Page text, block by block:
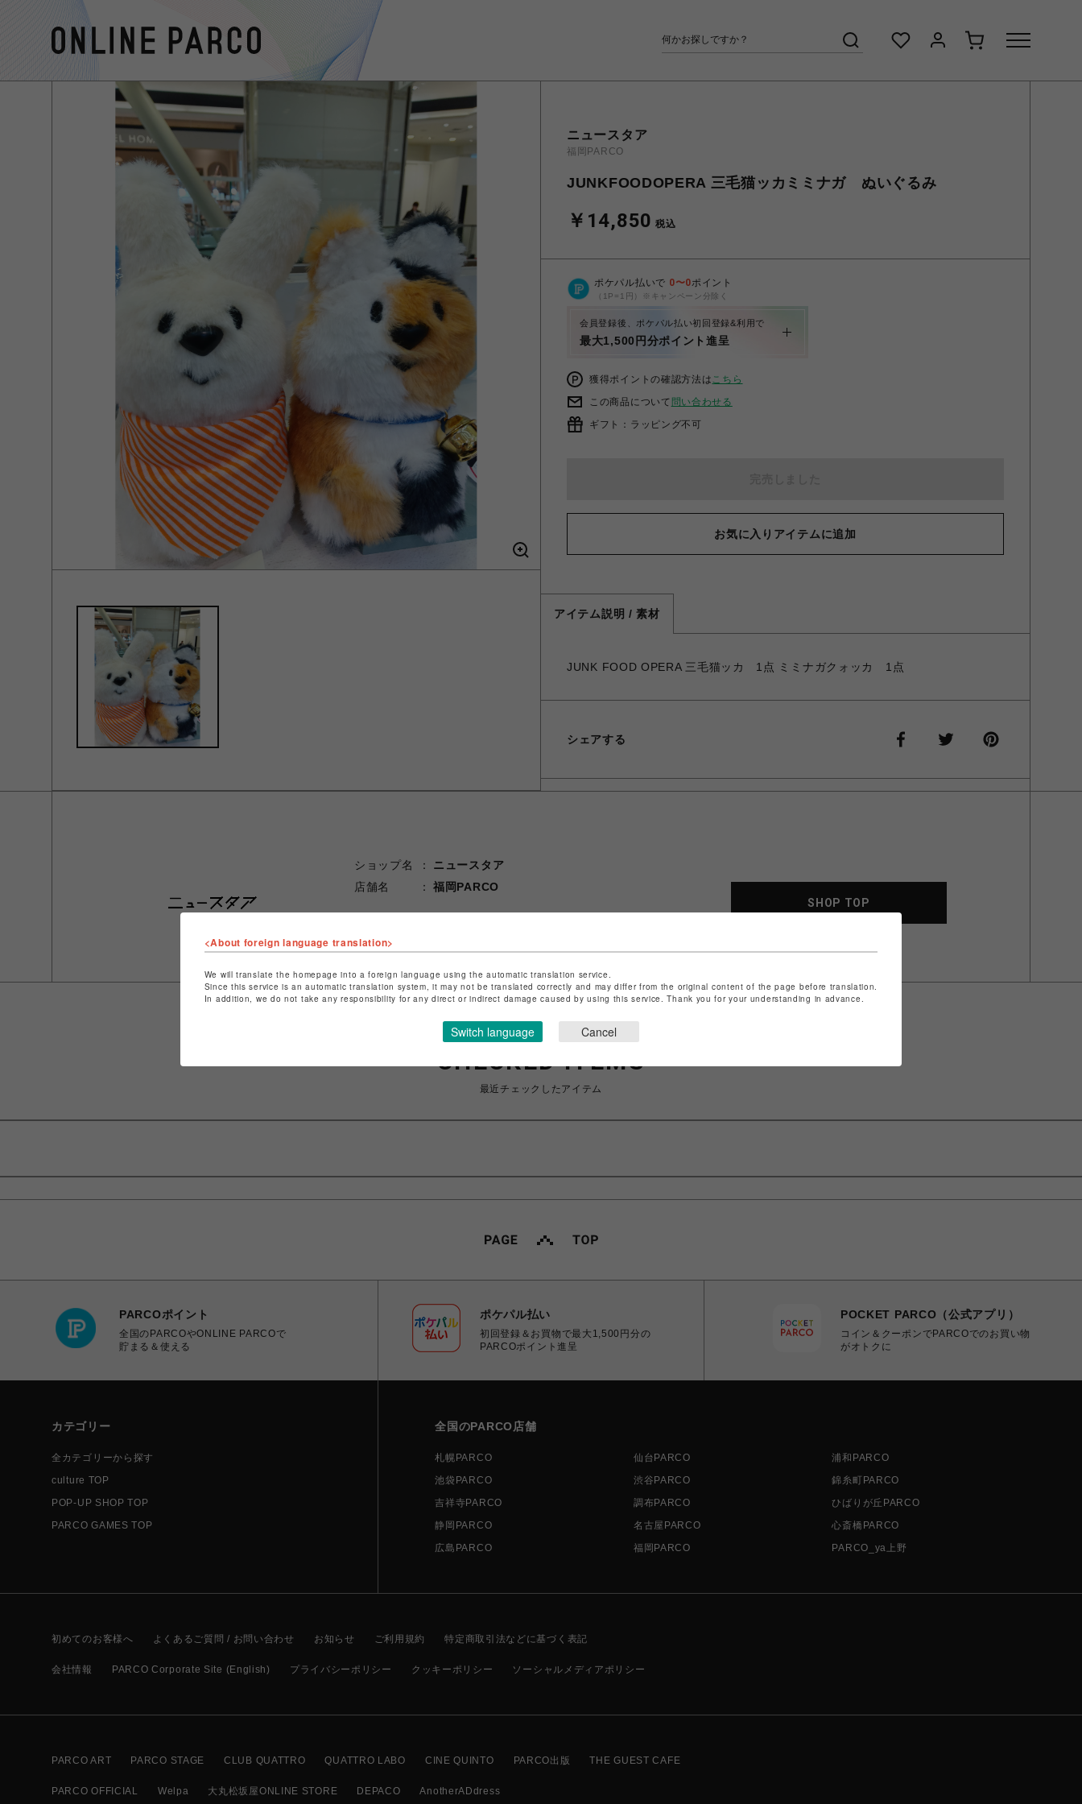
ニュースタア
福岡PARCO
JUNKFOODOPERA 三毛猫ッカミミナガ ぬいぐるみ
￥14,850 税込
ポケパル払いで 0〜0ポイント
（1P=1円）※キャンペーン分除く
会員登録後、ポケパル払い初回登録&利用で
最大1,500円分ポイント進呈
獲得ポイントの確認方法はこちら
この商品について 問い合わせる
ギフト：ラッピング不可
お気に入りアイテムに追加
アイテム説明 / 素材
JUNK FOOD OPERA 三毛猫ッカ 1点 ミミナガクォッカ 1点
シェアする
ショップ名
ニュースタア
店舗名
福岡PARCO
ショップお問い合わせは
SHOP TOP
CHECKED ITEMS
最近チェックしたアイテム
PARCOポイント
全国のPARCOやONLINE PARCOで
貯まる＆使える
ポケパル払い
初回登録＆お買物で最大1,500円分の
PARCOポイント進呈
POCKET PARCO（公式アプリ）
コイン＆クーポンでPARCOでのお買い物
がオトクに
カテゴリー
全カテゴリーから探す
culture TOP
POP-UP SHOP TOP
PARCO GAMES TOP
全国のPARCO店舗
札幌PARCO 仙台PARCO
浦和PARCO
池袋PARCO
渋谷PARCO
錦糸町PARCO
吉祥寺PARCO
調布PARCO
ひばりが丘PARCO
静岡PARCO
名古屋PARCO
心斎橋PARCO
広島PARCO
福岡PARCO PARCO_ya上野
初めてのお客様へ よくあるご質問 / お問い合わせ お知らせ ご利用規約 特定商取引法などに基づく表記
会社情報 PARCO Corporate Site (English) プライバシーポリシー クッキーポリシー ソーシャルメディアポリシー
PARCO ART PARCO STAGE CLUB QUATTRO QUATTRO LABO CINE QUINTO PARCO出版 THE GUEST CAFE
PARCO OFFICIAL Welpa 大丸松坂屋ONLINE STORE DEPACO AnotherADdress
<About foreign language translation>
We will translate the homepage into a foreign language using the automatic translation service.
Since this service is an automatic translation system, it may not be translated correctly and may differ from the original content of the page before translation.
In addition, we do not take any responsibility for any direct or indirect damage caused by using this service. Thank you for your understanding in advance.
Switch language Cancel